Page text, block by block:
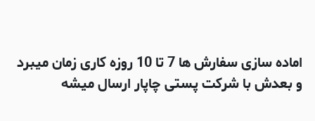
اماده سازی سفارش ها 7 تا 10 روزه کاری زمان میبرد
و بعدش با شرکت پستی چاپار ارسال میشه